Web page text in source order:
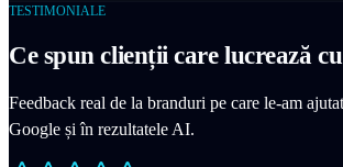
TESTIMONIALE
Ce spun clienții care lucrează
Feedback real de la branduri pe care le-am
Google și în rezultatele AI.